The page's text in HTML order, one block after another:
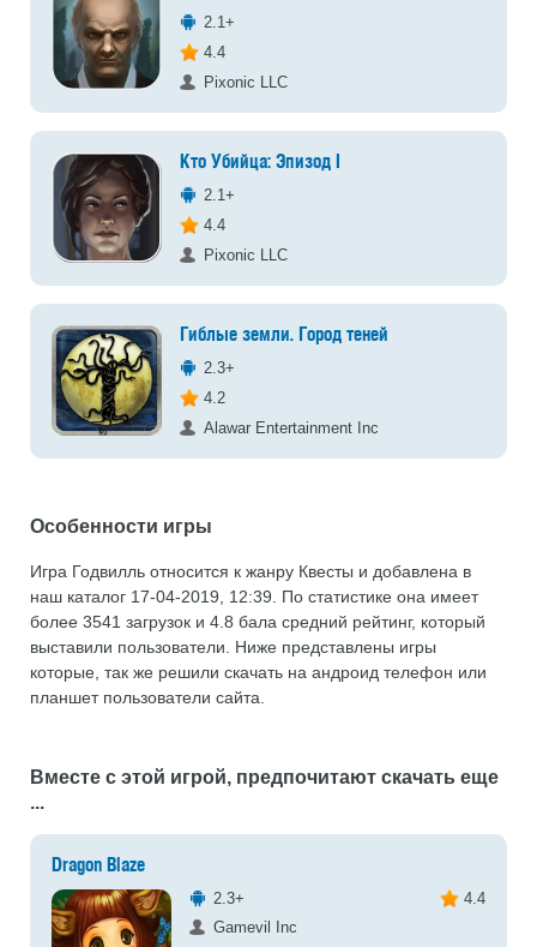
2.1+
4.4
Pixonic LLC
Кто Убийца: Эпизод I
2.1+
4.4
Pixonic LLC
Гиблые земли. Город теней
2.3+
4.2
Alawar Entertainment Inc
Особенности игры
Игра Годвилль относится к жанру Квесты и добавлена в
наш каталог 17-04-2019, 12:39. По статистике она имеет
более 3541 загрузок и 4.8 бала средний рейтинг, который
выставили пользователи. Ниже представлены игры
которые, так же решили скачать на андроид телефон или
планшет пользователи сайта.
Вместе с этой игрой, предпочитают скачать еще
Dragon Blaze
2.3+
4.4
Gamevil Inc